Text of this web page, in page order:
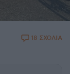
18 ΣΧΟΛΙΑ